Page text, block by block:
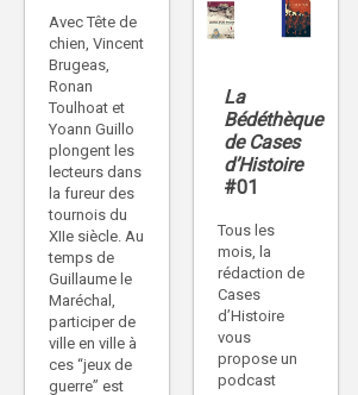
Avec Tête de
chien, Vincent
Brugeas,
Ronan
Toulhoat et
Yoann Guillo
plongent les
lecteurs dans
la fureur des
tournois du
XIIe siècle. Au
temps de
Guillaume le
Maréchal,
participer de
ville en ville à
ces “jeux de
guerre” est
La
Bédéthèque
de Cases
d’Histoire
#01
Tous les
mois, la
rédaction de
Cases
d’Histoire
vous
propose un
podcast